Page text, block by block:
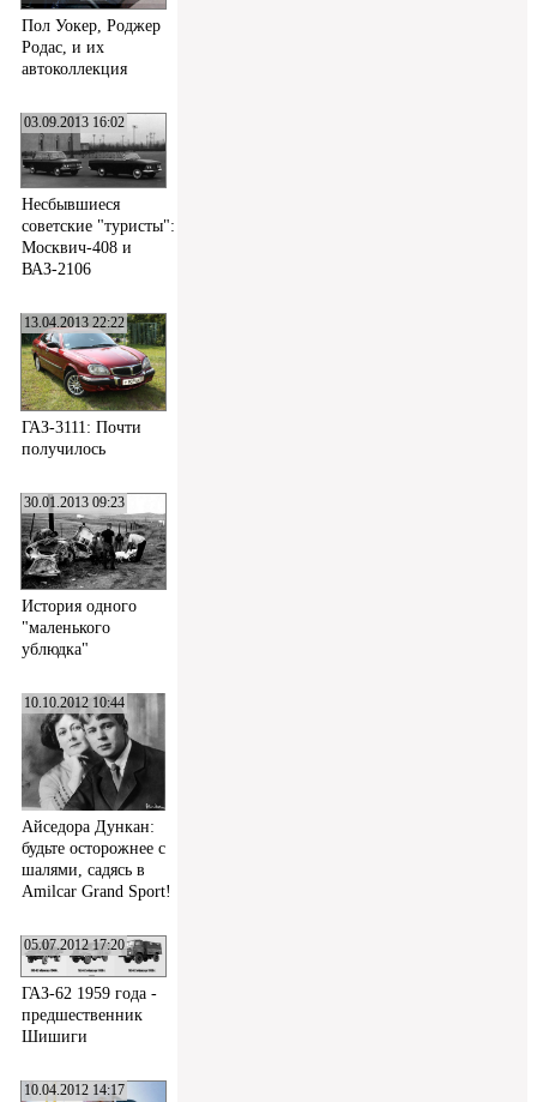
Пол Уокер, Роджер
Родас, и их
автоколлекция
03.09.2013 16:02
Несбывшиеся
советские "туристы":
Москвич-408 и
ВАЗ-2106
13.04.2013 22:22
ГАЗ-3111: Почти
получилось
30.01.2013 09:23
История одного
"маленького
ублюдка"
10.10.2012 10:44
Айседора Дункан:
будьте осторожнее с
шалями, садясь в
Amilcar Grand Sport!
05.07.2012 17:20
ГАЗ-62 1959 года -
предшественник
Шишиги
10.04.2012 14:17